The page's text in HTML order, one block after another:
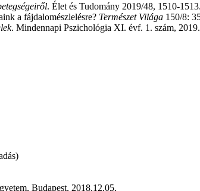
. Élet és Tudomány 2019/48, 1510-1513.
a fájdalomészlelésre? Természet Világa 150/8:
. Mindennapi Pszichológia XI. évf. 1. szám,
Budapest, 2018.12.05.